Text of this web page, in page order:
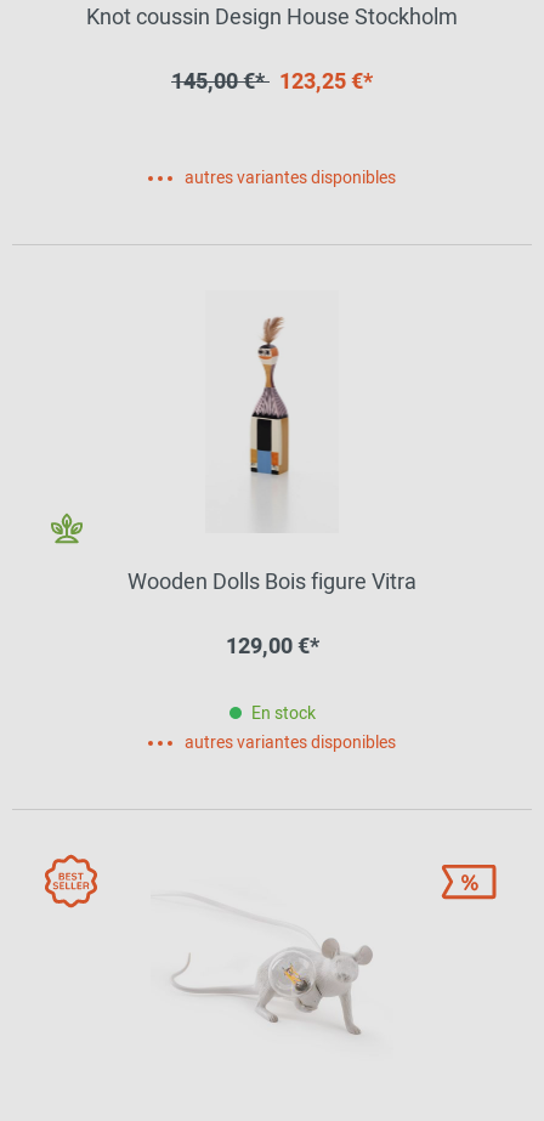
Knot coussin Design House Stockholm
145,00 €* 123,25 €*
autres variantes disponibles
Wooden Dolls Bois figure Vitra
129,00 €*
En stock
autres variantes disponibles